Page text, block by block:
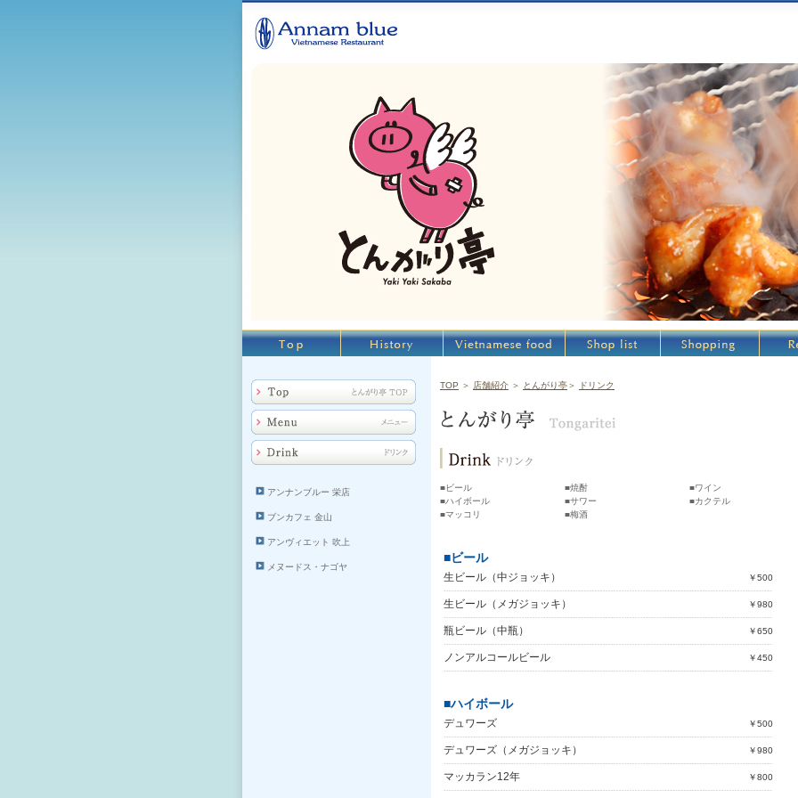
アンナンブルー 栄店
ブンカフェ 金山
アンヴィエット 吹上
メヌードス・ナゴヤ
TOP ＞ 店舗紹介 ＞ とんがり亭＞ ドリンク
■ビール
■ハイボール
■マッコリ
■焼酎
■サワー
■梅酒
■ワイン
■カクテル
■ビール
生ビール（中ジョッキ） ￥500
生ビール（メガジョッキ） ￥980
瓶ビール（中瓶） ￥650
ノンアルコールビール ￥450
■ハイボール
デュワーズ ￥500
デュワーズ（メガジョッキ） ￥980
マッカラン12年 ￥800